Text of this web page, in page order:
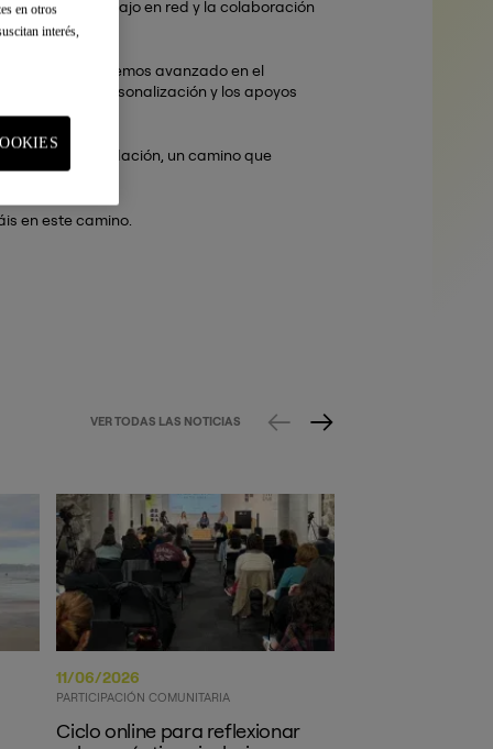
el trabajo en red y la colaboración
de inclusión hemos avanzado en el
apoyos, la personalización y los apoyos
de la Fundación, un camino que
en este camino.
VER TODAS LAS NOTICIAS
11/06/2026
PARTICIPACIÓN COMUNITARIA
Ciclo online para reflexionar
en otros
interés,